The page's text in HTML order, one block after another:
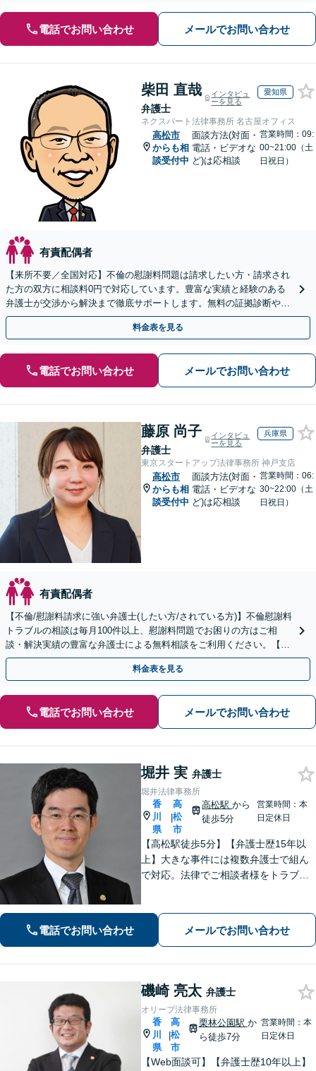
電話でお問い合わせ メールでお問い合わせ
柴田 直哉
弁護士
インタビュ
ーを見る
愛知県
ネクスパート法律事務所 名古屋オフィス
高松市
からも相
談受付中
面談方法(対面・
電話・ビデオな
ど)は応相談
営業時間：09:
00~21:00（土
日祝日）
有責配偶者
【来所不要／全国対応】不倫の慰謝料問題は請求したい方・請求され
た方の双方に相談料0円で対応しています。豊富な実績と経験のある
弁護士が交渉から解決まで徹底サポートします。無料の証拠診断や着
手金の返還保証もありますので安心してご相談ください。
料金表を見る
電話でお問い合わせ メールでお問い合わせ
藤原 尚子
弁護士
インタビュ
ーを見る
兵庫県
東京スタートアップ法律事務所 神戸支店
高松市
からも相
談受付中
面談方法(対面・
電話・ビデオな
ど)は応相談
営業時間：06:
30~22:00（土
日祝日）
有責配偶者
【不倫/慰謝料請求に強い弁護士(したい方/されている方)】不倫慰謝料
トラブルの相談は毎月100件以上、慰謝料問題でお困りの方はご相
談・解決実績の豊富な弁護士による無料相談をご利用ください。【不
倫相談は初回0円】【全国対応】
料金表を見る
電話でお問い合わせ メールでお問い合わせ
堀井 実 弁護士
堀井法律事務所
香
川
県
|
高
松
市
高松駅から
徒歩5分
営業時間：本
日定休日
【高松駅徒歩5分】【弁護士歴15年以
上】大きな事件には複数弁護士で組ん
で対応。法律でご相談者様をトラブル
人として、誠心誠意ご対応します。お
気軽にご連絡ください。
電話でお問い合わせ メールでお問い合わせ
磯崎 亮太 弁護士
オリーブ法律事務所
香
川
県
|
高
松
市
栗林公園駅 か
ら徒歩7分
営業時間：本
日定休日
【Web面談可】【弁護士歴10年以上】